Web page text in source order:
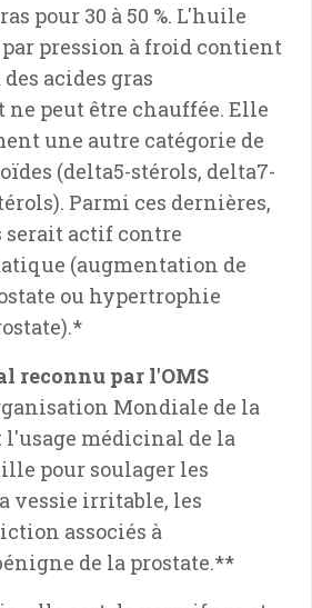
pour 30 à 50 %. L'huile
pression à froid contient
acides gras
peut être chauffée. Elle
une autre catégorie de
(delta5-stérols, delta7-
Parmi ces dernières,
serait actif contre
(augmentation de
ou hypertrophie
reconnu par l'OMS
Mondiale de la
médicinal de la
pour soulager les
vessie irritable, les
associés à
de la prostate.**